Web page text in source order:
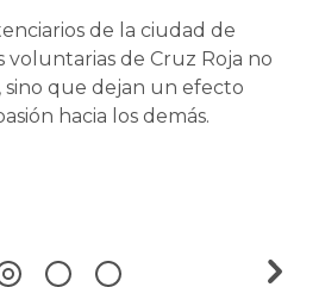
de la ciudad de
voluntarias de Cruz Roja no
sino que dejan un efecto
hacia los demás.